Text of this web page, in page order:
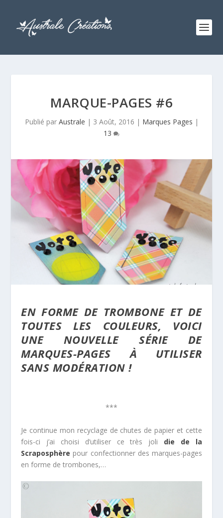
MARQUE-PAGES #6
Publié par Australe | 3 Août, 2016 | Marques Pages |
13
EN FORME DE TROMBONE ET DE
TOUTES LES COULEURS, VOICI
UNE NOUVELLE SÉRIE DE
MARQUES-PAGES À UTILISER
SANS MODÉRATION !
***
Je continue mon recyclage de chutes de papier et cette
fois-ci j’ai choisi d’utiliser ce très joli die de la
Scraposphère pour confectionner des marques-pages
en forme de trombones,…